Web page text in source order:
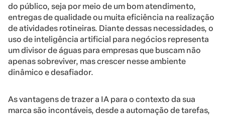
do público, seja por meio de um bom atendimento,
entregas de qualidade ou muita eficiência na realização
de atividades rotineiras. Diante dessas necessidades, o
uso de inteligência artificial para negócios representa
um divisor de águas para empresas que buscam não
apenas sobreviver, mas crescer nesse ambiente
dinâmico e desafiador.
As vantagens de trazer a IA para o contexto da sua
marca são incontáveis, desde a automação de tarefas,